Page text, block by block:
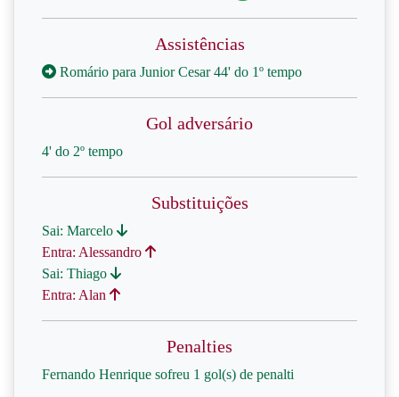
Assistências
Romário para Junior Cesar 44' do 1º tempo
Gol adversário
4' do 2º tempo
Substituições
Sai: Marcelo
Entra: Alessandro
Sai: Thiago
Entra: Alan
Penalties
Fernando Henrique sofreu 1 gol(s) de penalti